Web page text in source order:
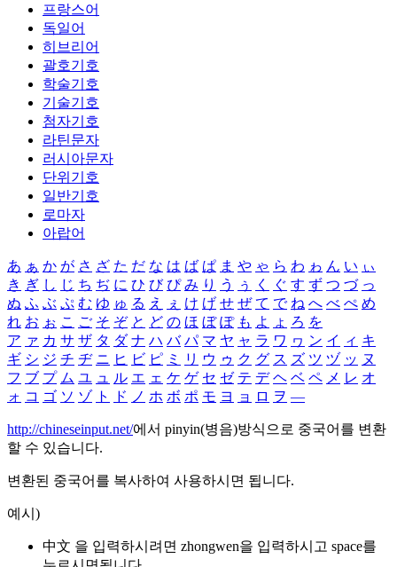
프랑스어
독일어
히브리어
괄호기호
학술기호
기술기호
첨자기호
라틴문자
러시아문자
단위기호
일반기호
로마자
아랍어
あ ぁ か が さ ざ た だ な は ば ぱ ま や ゃ ら わ ゎ ん い ぃ
き ぎ し じ ち ぢ に ひ び ぴ み り う ぅ く ぐ す ず つ づ っ
ぬ ふ ぶ ぷ む ゆ ゅ る え ぇ け げ せ ぜ て で ね へ べ ぺ め
れ お ぉ こ ご そ ぞ と ど の ほ ぼ ぽ も よ ょ ろ を
ア ァ カ サ ザ タ ダ ナ ハ バ パ マ ヤ ャ ラ ワ ヮ ン イ ィ キ
ギ シ ジ チ ヂ ニ ヒ ビ ピ ミ リ ウ ゥ ク グ ス ズ ツ ヅ ッ ヌ
フ ブ プ ム ユ ュ ル エ ェ ケ ゲ セ ゼ テ デ ヘ ベ ペ メ レ オ
ォ コ ゴ ソ ゾ ト ド ノ ホ ボ ポ モ ヨ ョ ロ ヲ ―
http://chineseinput.net/에서 pinyin(병음)방식으로 중국어를 변환
할 수 있습니다.
변환된 중국어를 복사하여 사용하시면 됩니다.
예시)
中文 을 입력하시려면 zhongwen을 입력하시고 space를